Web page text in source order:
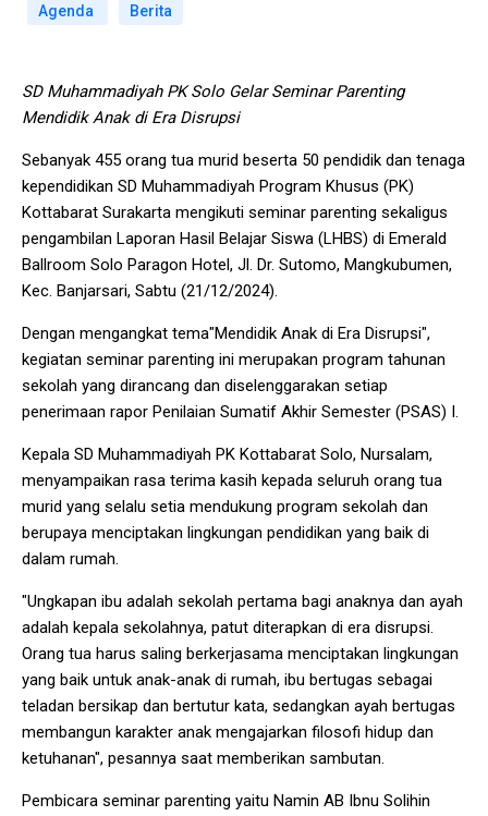
Agenda Berita
SD Muhammadiyah PK Solo Gelar Seminar Parenting
Mendidik Anak di Era Disrupsi
Sebanyak 455 orang tua murid beserta 50 pendidik dan tenaga
kependidikan SD Muhammadiyah Program Khusus (PK)
Kottabarat Surakarta mengikuti seminar parenting sekaligus
pengambilan Laporan Hasil Belajar Siswa (LHBS) di Emerald
Ballroom Solo Paragon Hotel, Jl. Dr. Sutomo, Mangkubumen,
Kec. Banjarsari, Sabtu (21/12/2024).
Dengan mengangkat tema"Mendidik Anak di Era Disrupsi",
kegiatan seminar parenting ini merupakan program tahunan
sekolah yang dirancang dan diselenggarakan setiap
penerimaan rapor Penilaian Sumatif Akhir Semester (PSAS) I.
Kepala SD Muhammadiyah PK Kottabarat Solo, Nursalam,
menyampaikan rasa terima kasih kepada seluruh orang tua
murid yang selalu setia mendukung program sekolah dan
berupaya menciptakan lingkungan pendidikan yang baik di
dalam rumah.
"Ungkapan ibu adalah sekolah pertama bagi anaknya dan ayah
adalah kepala sekolahnya, patut diterapkan di era disrupsi.
Orang tua harus saling berkerjasama menciptakan lingkungan
yang baik untuk anak-anak di rumah, ibu bertugas sebagai
teladan bersikap dan bertutur kata, sedangkan ayah bertugas
membangun karakter anak mengajarkan filosofi hidup dan
ketuhanan", pesannya saat memberikan sambutan.
Pembicara seminar parenting yaitu Namin AB Ibnu Solihin